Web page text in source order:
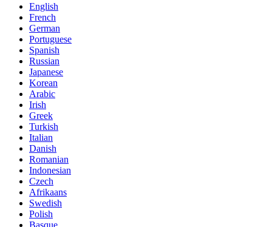
English
French
German
Portuguese
Spanish
Russian
Japanese
Korean
Arabic
Irish
Greek
Turkish
Italian
Danish
Romanian
Indonesian
Czech
Afrikaans
Swedish
Polish
Basque